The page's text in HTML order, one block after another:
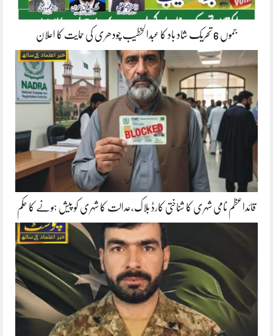
جموں 6 تحریک شاد باد کا عبدالخطیب چودھری کی حمایت کا اعلان
قائداعظم نامی شہری کا شناختی کارڈ بلاک،عدالت کا شہری کو پیش ہونے کا حکم